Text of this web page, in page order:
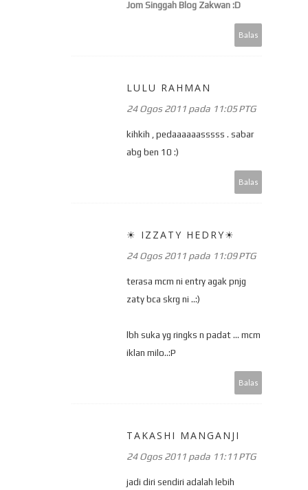
Jom Singgah Blog Zakwan :D
Balas
LULU RAHMAN
24 Ogos 2011 pada 11:05 PTG
kihkih , pedaaaaaasssss . sabar
abg ben 10 :)
Balas
☀ IZZATY HEDRY☀
24 Ogos 2011 pada 11:09 PTG
terasa mcm ni entry agak pnjg
zaty bca skrg ni ..:)
lbh suka yg ringks n padat ... mcm
iklan milo..:P
Balas
TAKASHI MANGANJI
24 Ogos 2011 pada 11:11 PTG
jadi diri sendiri adalah lebih